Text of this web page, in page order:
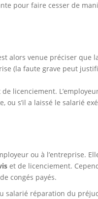
pour faire cesser de
alors venue préciser que
(la faute grave peut
de licenciement.
ou s’il a laissé le salarié
ou à l’entreprise.
et de licenciement.
congés payés.
salarié réparation du